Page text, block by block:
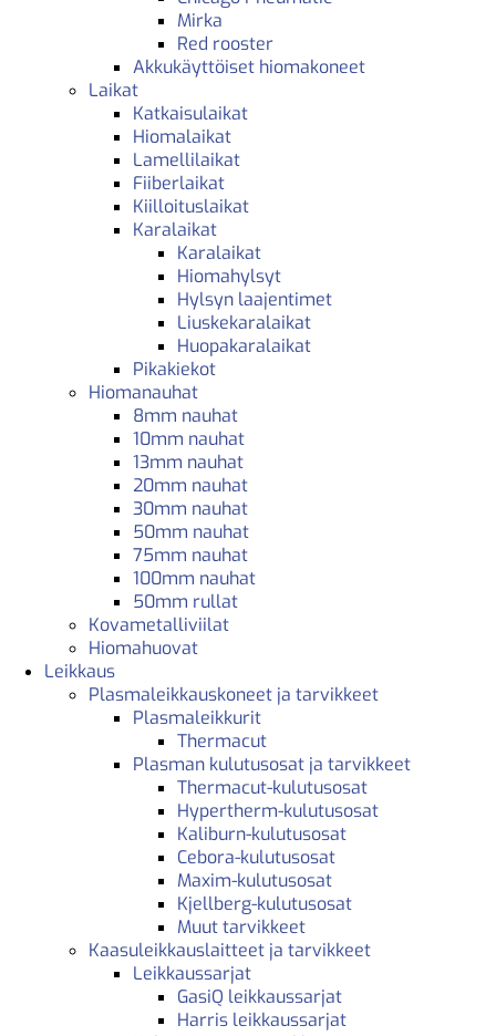
Mirka
Red rooster
Akkukäyttöiset hiomakoneet
Laikat
Katkaisulaikat
Hiomalaikat
Lamellilaikat
Fiiberlaikat
Kiilloituslaikat
Karalaikat
Karalaikat
Hiomahylsyt
Hylsyn laajentimet
Liuskekaralaikat
Huopakaralaikat
Pikakiekot
Hiomanauhat
8mm nauhat
10mm nauhat
13mm nauhat
20mm nauhat
30mm nauhat
50mm nauhat
75mm nauhat
100mm nauhat
50mm rullat
Kovametalliviilat
Hiomahuovat
Leikkaus
Plasmaleikkauskoneet ja tarvikkeet
Plasmaleikkurit
Thermacut
Plasman kulutusosat ja tarvikkeet
Thermacut-kulutusosat
Hypertherm-kulutusosat
Kaliburn-kulutusosat
Cebora-kulutusosat
Maxim-kulutusosat
Kjellberg-kulutusosat
Muut tarvikkeet
Kaasuleikkauslaitteet ja tarvikkeet
Leikkaussarjat
GasiQ leikkaussarjat
Harris leikkaussarjat